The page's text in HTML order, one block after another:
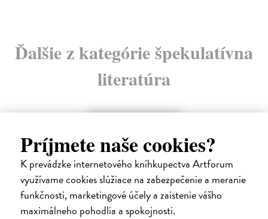
Príjmete naše cookies?
K prevádzke internetového kníhkupectva Artforum
využívame cookies slúžiace na zabezpečenie a meranie
funkčnosti, marketingové účely a zaistenie vášho
maximálneho pohodlia a spokojnosti.
Ďalšie z kategórie špekulatívna
literatúra